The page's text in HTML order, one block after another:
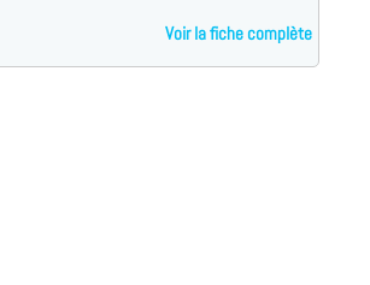
Voir la fiche complète